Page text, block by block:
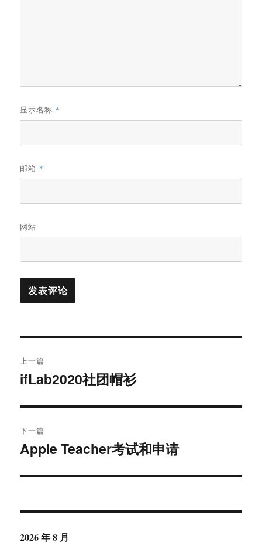
显示名称 *
邮箱 *
网站
章
航
上一篇
上
文
章：
ifLab2020社团帽衫
下一篇
下
文
Apple Teacher考试和申请
2026 年 8 月